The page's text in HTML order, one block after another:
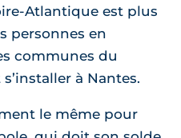
Atlantique est plus
personnes en
communes du
à Nantes.
le même pour